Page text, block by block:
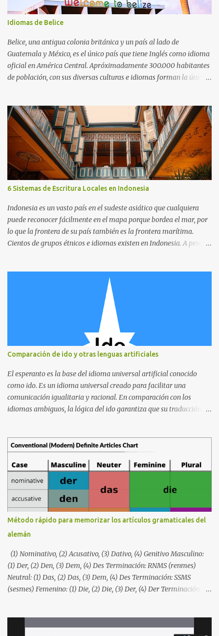
biología en la universidad, no lingüística. Inspirado por su profesor
Shih Chia-lin, quien podía cambiar de idioma con facilidad,
Domina el inglés, el japonés y el francés como un hablante nativo.
Tiene un alto nivel de alemán, español y...
Idiomas de Belice
Belice, una antigua colonia británica y un país al lado de
Guatemala y México, es el único país que tiene Inglés como idioma
oficial en América Central. Apróximadamente 300.000 habitantes
de población, con sus diversas culturas e idiomas forman la única
(idioma oficial). Por lo tanto, el bilingüismo es una situación
común para el beliceño.
6 Sistemas de Escritura Locales en Indonesia
Indonesia es un vasto país en el sudeste asiático que cualquiera
puede reconocer fácilmente en el mapa porque bordea el mar, por
lo que la frontera de su país también es la frontera marítima.
Cientos de grupos étnicos e idiomas existen en Indonesia. A pesar
introducido durante la colonización por los europeos.
Comparación de ido y otras lenguas artificiales
El esperanto es la base del idioma universal artificial conocido
como ido. Es un idioma universal creado para facilitar una
comunicación igualitaria y racional. En comparación con los
idiomas ambiguos, la lógica del ido garantiza que su traducción
orígenes internacionales y son compartidas por la mayoría de los
Como tal, no es un idioma desconocido para aprender; más bien, es
un idioma europeo aceptado. Sin embargo, su total regularidad y
simplicidad (sin reglas ni excepciones innecesarias) lo hacen
incomparablemente más simple que cualquiera de esos idiomas.
Con ello se logra el objetivo del lingüista Jespersen de conseguir un
idioma más fácil para la mayoría de la gente. El esperanto suele
utilizar signos diacríticos distintivos que, incluso en la era
moderna, pueden resultar difíciles de escr...
Método rápido para memorizar los artículos gramaticales del
alemán
(1) Nominativo, (2) Acusativo, (3) Dativo, (4) Genitivo Masculino:
(1) Der, (2) Den, (3) Dem, (4) Des Terminación: RNMS (renmes)
Neutral: (1) Das, (2) Das, (3) Dem, (4) Des Terminación: SSMS
(sesmes) Femenino: (1) Die, (2) Die, (3) Der, (4) Der Terminación: